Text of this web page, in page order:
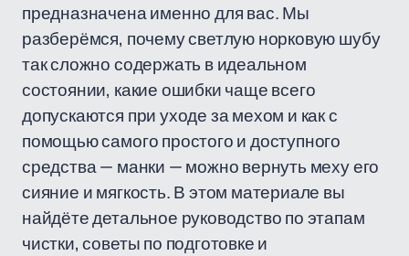
предназначена именно для вас. Мы
разберёмся, почему светлую норковую шубу
так сложно содержать в идеальном
состоянии, какие ошибки чаще всего
допускаются при уходе за мехом и как с
помощью самого простого и доступного
средства — манки — можно вернуть меху его
сияние и мягкость. В этом материале вы
найдёте детальное руководство по этапам
чистки, советы по подготовке и